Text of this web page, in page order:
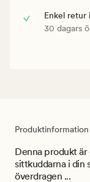
Enkel retur
30 dagars
Produktinformation
Denna produkt
sittkuddarna i din
överdragen ...